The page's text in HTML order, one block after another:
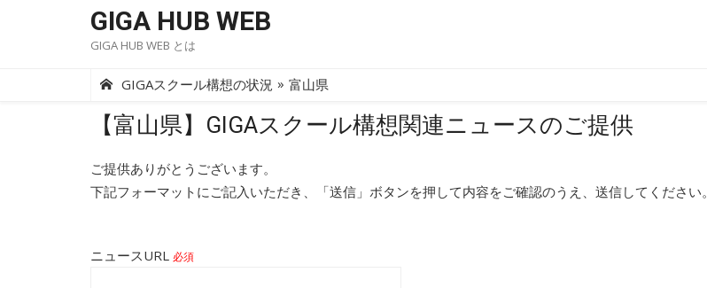
GIGA HUB WEB
GIGA HUB WEB とは
GIGAスクール構想の状況 » 富山県
【富山県】GIGAスクール構想関連ニュースのご提供
ご提供ありがとうございます。
下記フォーマットにご記入いただき、「送信」ボタンを押して内容をご確認のうえ、送信してください。
ニュースURL 必須